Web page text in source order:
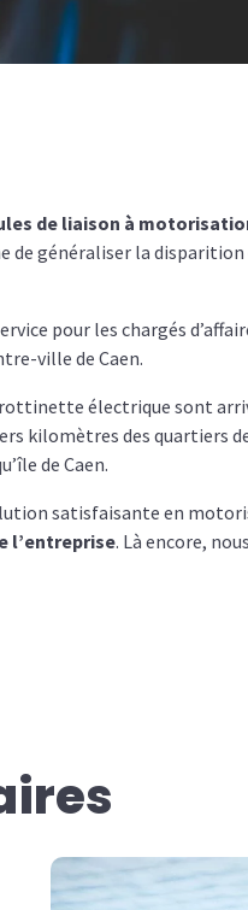
de liaison à
généraliser la
pour les chargés
ville de Caen.
électrique sont
kilomètres des quartiers
de Caen.
satisfaisante en
l’entreprise. Là encore,